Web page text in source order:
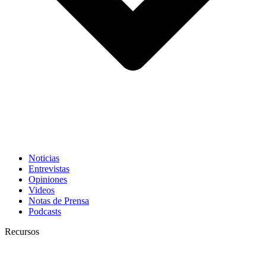
Noticias
Entrevistas
Opiniones
Videos
Notas de Prensa
Podcasts
Recursos